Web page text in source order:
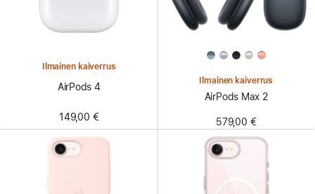
Ilmainen kaiverrus
AirPods 4
149,00 €
Ilmainen kaiverrus
AirPods Max 2
579,00 €